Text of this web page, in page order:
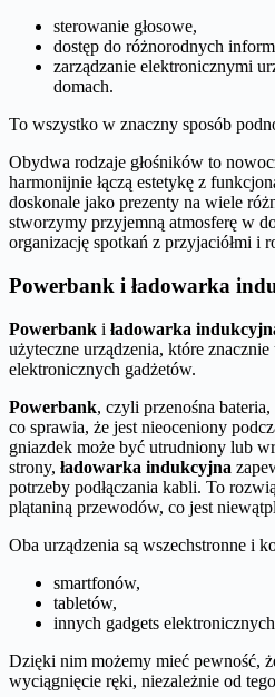
sterowanie głosowe,
dostęp do różnorodnych
zarządzanie elektronicznymi
domach.
To wszystko w znaczny sposób
Obydwa rodzaje głośników to
harmonijnie łączą estetykę z
doskonale jako prezenty na wiele
stworzymy przyjemną atmosferę w
organizację spotkań z przyjaciółmi i
Powerbank i ładowarka
Powerbank i ładowarka
użyteczne urządzenia, które znacznie
elektronicznych gadżetów.
Powerbank, czyli przenośna
co sprawia, że jest nieoceniony
gniazdek może być utrudniony lub
strony, ładowarka indukcyjna
potrzeby podłączania kabli. To
plątaniną przewodów, co jest
Oba urządzenia są wszechstronne i
smartfonów,
tabletów,
innych gadgets
Dzięki nim możemy mieć pewność,
wyciągnięcie ręki, niezależnie od